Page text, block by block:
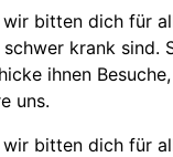
bitten dich für
krank sind.
ihnen
uns.
bitten dich für